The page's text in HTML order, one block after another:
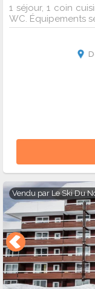
1 séjour, 1 coin
WC. Équipements
Vendu par Le Ski Du